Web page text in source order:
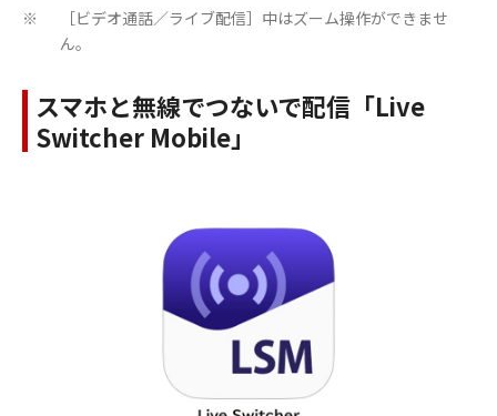
※
［ビデオ通話／ライブ配信］中はズーム操作ができませ
ん。
スマホと無線でつないで配信「Live
Switcher Mobile」